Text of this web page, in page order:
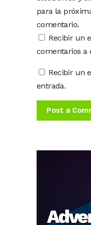
para la
comentario.
Recibir un
comentarios a
Recibir un
entrada.